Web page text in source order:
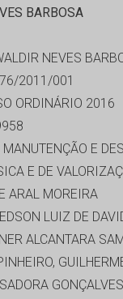
BARBOSA
NEVES
2011/001
ORDINÁRIO 2016
MANUTENÇÃO E
E DE
ARAL MOREIRA
EDSON LUIZ DE
ALCANTARA